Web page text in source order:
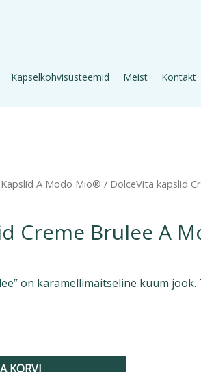
Kapselkohvisüsteemid Meist Kontakt
Kapslid A Modo Mio® / DolceVita kapslid
Creme Brulee A
on karamellimaitseline kuum
KORVI